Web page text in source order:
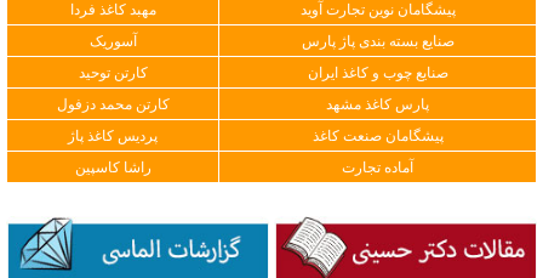
پیشگامان نوین تجارت آوید
مهبد کاغذ فردا
صنایع بسته بندی پاژ پارس
آسوریک
صنایع چوب و کاغذ ایران
کارتن توحید
پارس کاغذ مشهد
کارتن محمد دزفول
پیشگامان صنعت کاغذ
پردیس کاغذ پاژ
آماده تجارت
راشا کاسپین